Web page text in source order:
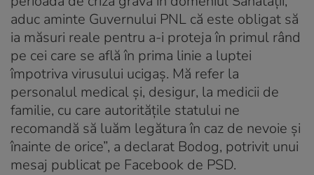
aduc aminte Guvernului PNL că este obligat să
ia măsuri reale pentru a-i proteja în primul rând
pe cei care se află în prima linie a luptei
împotriva virusului ucigaş. Mă refer la
personalul medical şi, desigur, la medicii de
familie, cu care autorităţile statului ne
recomandă să luăm legătura în caz de nevoie şi
înainte de orice”, a declarat Bodog, potrivit unui
mesaj publicat pe Facebook de PSD.